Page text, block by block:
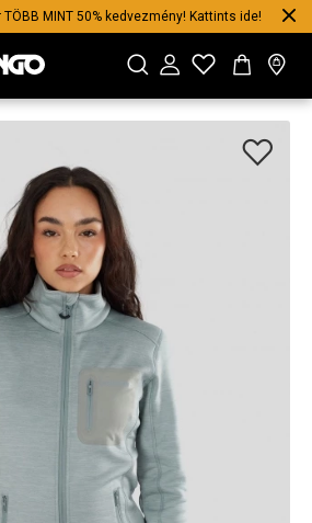
TÖBB MINT 50% kedvezmény! Kattints ide!